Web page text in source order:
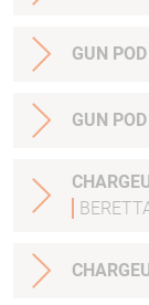
GUN
GUN